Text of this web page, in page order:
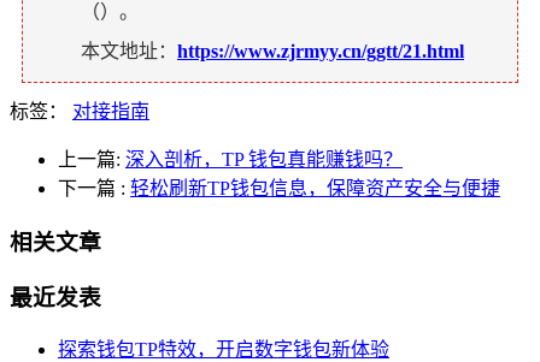
（）。
本文地址： https://www.zjrmyy.cn/ggtt/21.html
标签： 对接指南
上一篇: 深入剖析，TP 钱包真能赚钱吗？
下一篇 : 轻松刷新TP钱包信息，保障资产安全与便捷
相关文章
最近发表
探索钱包TP特效，开启数字钱包新体验